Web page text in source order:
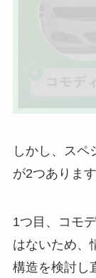
しかし、スペ
が2つあります
1つ目、コモ
はないため、
構造を検討し